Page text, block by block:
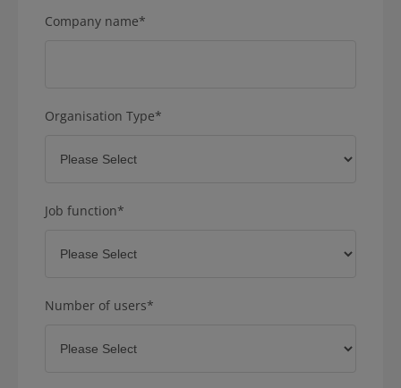
Company name*
Organisation Type*
Job function*
Number of users*